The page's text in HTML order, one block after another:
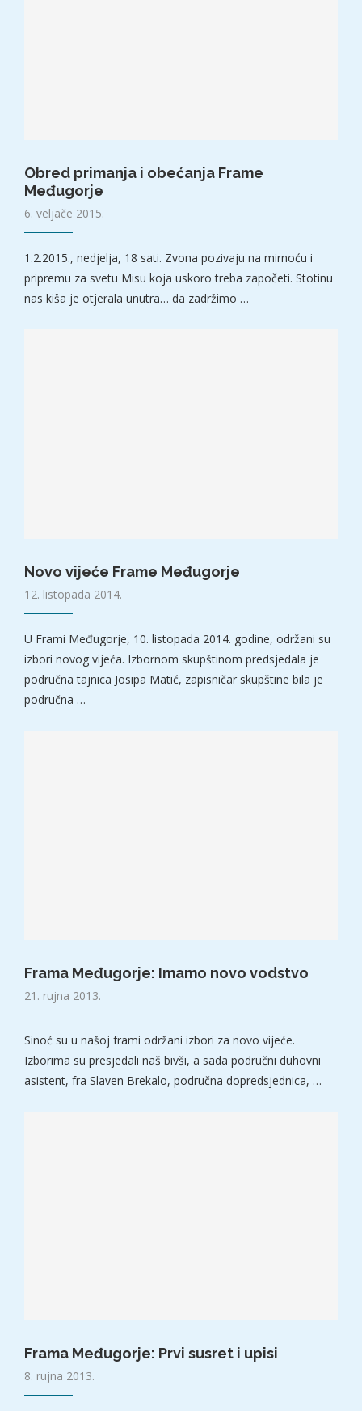
Obred primanja i obećanja Frame
Međugorje
6. veljače 2015.
1.2.2015., nedjelja, 18 sati. Zvona pozivaju na mirnoću i
pripremu za svetu Misu koja uskoro treba započeti. Stotinu
nas kiša je otjerala unutra… da zadržimo …
Novo vijeće Frame Međugorje
12. listopada 2014.
U Frami Međugorje, 10. listopada 2014. godine, održani su
izbori novog vijeća. Izbornom skupštinom predsjedala je
područna tajnica Josipa Matić, zapisničar skupštine bila je
područna …
Frama Međugorje: Imamo novo vodstvo
21. rujna 2013.
Sinoć su u našoj frami održani izbori za novo vijeće.
Izborima su presjedali naš bivši, a sada područni duhovni
asistent, fra Slaven Brekalo, područna dopredsjednica, …
Frama Međugorje: Prvi susret i upisi
8. rujna 2013.